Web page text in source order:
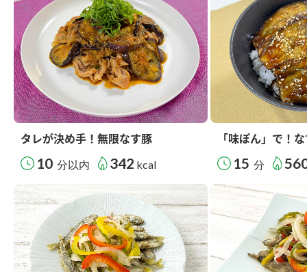
タレが決め手！無限なす豚
10 分以内 342 kcal
「味ぽん」で！
15 分